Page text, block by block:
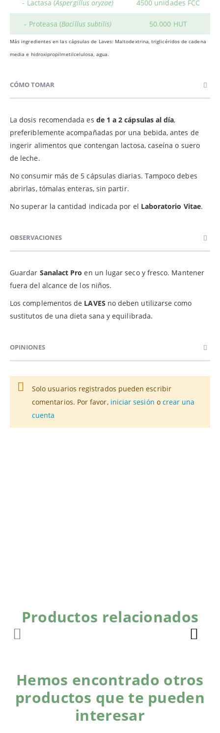
- Lactasa (Aspergillus oryzae) 4500 unidades FCC
- Proteasa (Bacillus subtilis) 50.000 HUT
Más ingredientes en las cápsulas de Laves: Maltodextrina, triglicéridos de cadena
media e hidroxipropilmetilcelulosa, agua.
CÓMO TOMAR
La dosis recomendada es de 1 a 2 cápsulas al día,
preferiblemente acompañadas por una bebida, antes de
ingerir alimentos que contengan lactosa, caseína o suero
de leche.
No consumir más de 5 cápsulas diarias. Tampoco debes
abrirlas, tómalas enteras, sin partir.
No superar la cantidad indicada por el Laboratorio Vitae.
OBSERVACIONES
Guardar Sanalact Pro en un lugar seco y fresco. Mantener
fuera del alcance de los niños.
Los complementos de LAVES no deben utilizarse como
sustitutos de una dieta sana y equilibrada.
OPINIONES
Solo usuarios registrados pueden escribir
comentarios. Por favor, iniciar sesión o crear una
cuenta
Productos relacionados
Hemos encontrado otros
productos que te pueden
interesar